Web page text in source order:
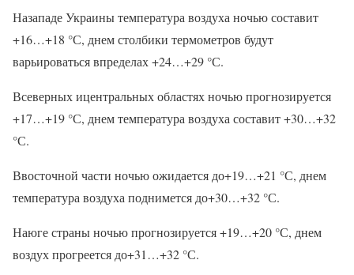
Назападе Украины температура воздуха ночью составит
+16…+18 °С, днем столбики термометров будут
варьироваться впределах +24…+29 °С.
Всеверных ицентральных областях ночью прогнозируется
+17…+19 °С, днем температура воздуха составит +30…+32
°С.
Ввосточной части ночью ожидается до+19…+21 °С, днем
температура воздуха поднимется до+30…+32 °С.
Наюге страны ночью прогнозируется +19…+20 °С, днем
воздух прогреется до+31…+32 °С.